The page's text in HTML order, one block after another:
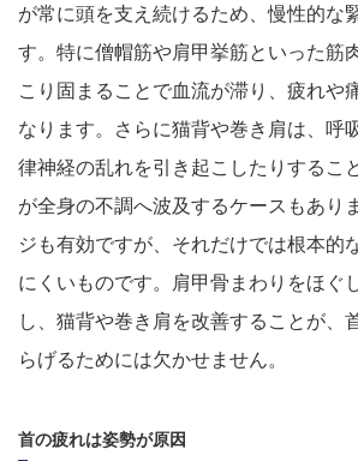
が常に頭を支え続けるため、慢性的な
す。特に僧帽筋や肩甲挙筋といった筋
こり固まることで血流が滞り、疲れや
なります。さらに猫背や巻き肩は、呼
律神経の乱れを引き起こしたりするこ
が全身の不調へ波及するケースもあり
ジも有効ですが、それだけでは根本的
にくいものです。肩甲骨まわりをほぐ
し、猫背や巻き肩を改善することが、
らげるためには欠かせません。
首の疲れは姿勢が原因